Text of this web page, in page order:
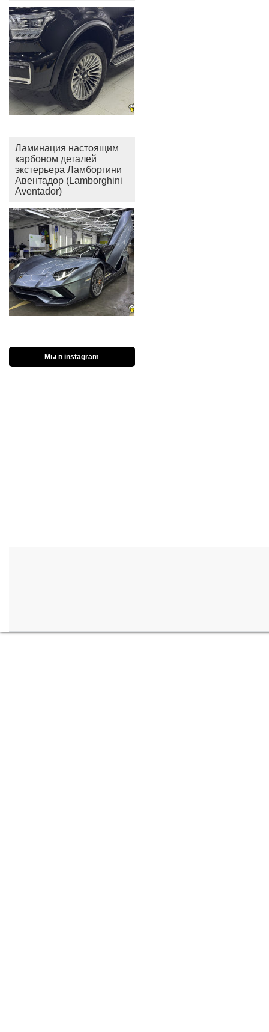
Ламинация настоящим
карбоном деталей
экстерьера Ламборгини
Авентадор (Lamborghini
Aventador)
Мы в instagram